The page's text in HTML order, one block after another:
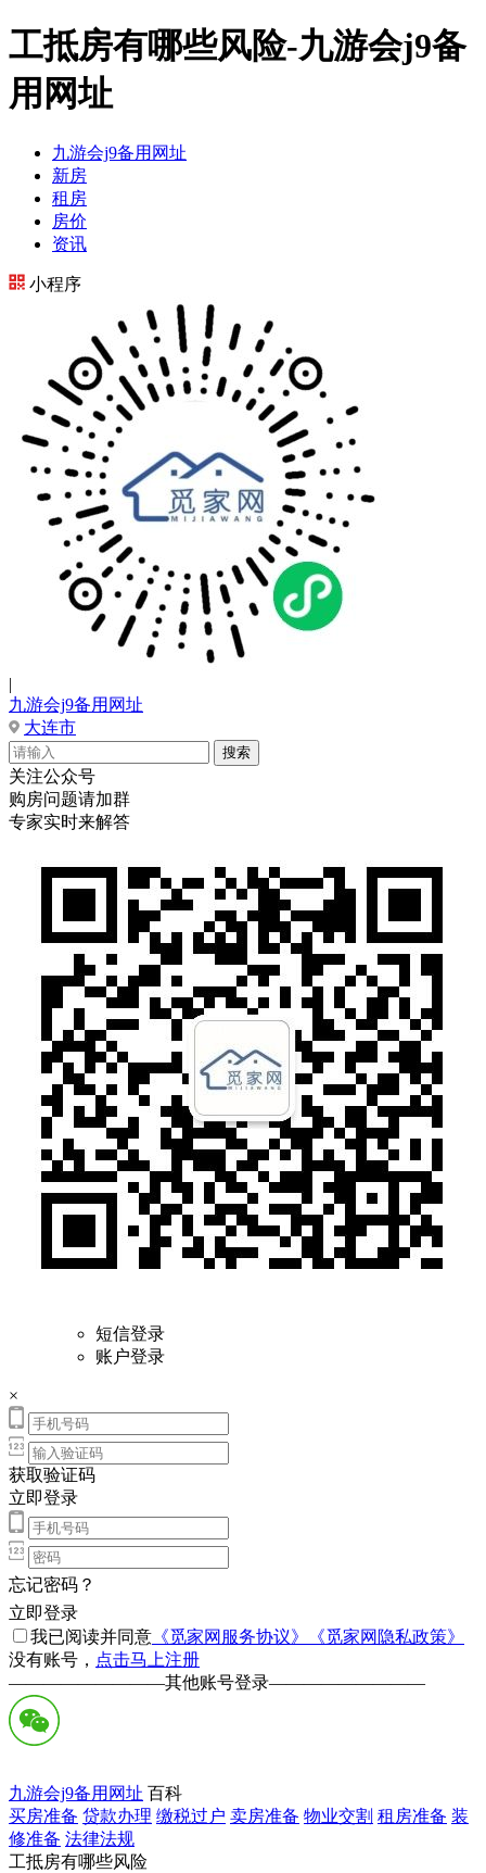
工抵房有哪些风险-九游会j9备
用网址
九游会j9备用网址
新房
租房
房价
资讯
小程序
|
九游会j9备用网址
大连市
关注公众号
购房问题请加群
专家实时来解答
短信登录
账户登录
×
获取验证码
立即登录
忘记密码？
立即登录
我已阅读并同意 《觅家网服务协议》
《觅家网隐私政策》
没有账号， 点击马上注册
—————————其他账号登录—————————
九游会j9备用网址 百科
买房准备 贷款办理 缴税过户 卖房准备 物业交割 租房准备 装
修准备 法律法规
工抵房有哪些风险